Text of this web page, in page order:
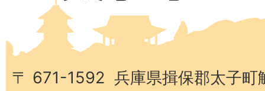
子
町
〒 671-1592 兵庫県揖保郡太子町